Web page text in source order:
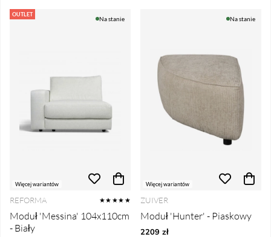
OUTLET
Więcej wariantów
Na stanie
REFORMA ★★★★★
Moduł 'Messina' 104x110cm
- Biały
Więcej wariantów
Na stanie
ZUIVER
Moduł 'Hunter' - Piaskowy
2209 zł